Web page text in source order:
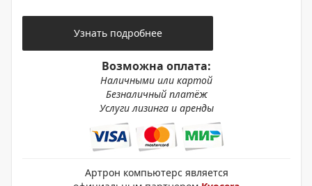
Узнать подробнее
Возможна оплата:
Наличными или картой
Безналичный платёж
Услуги лизинга и аренды
Артрон компьютерс является